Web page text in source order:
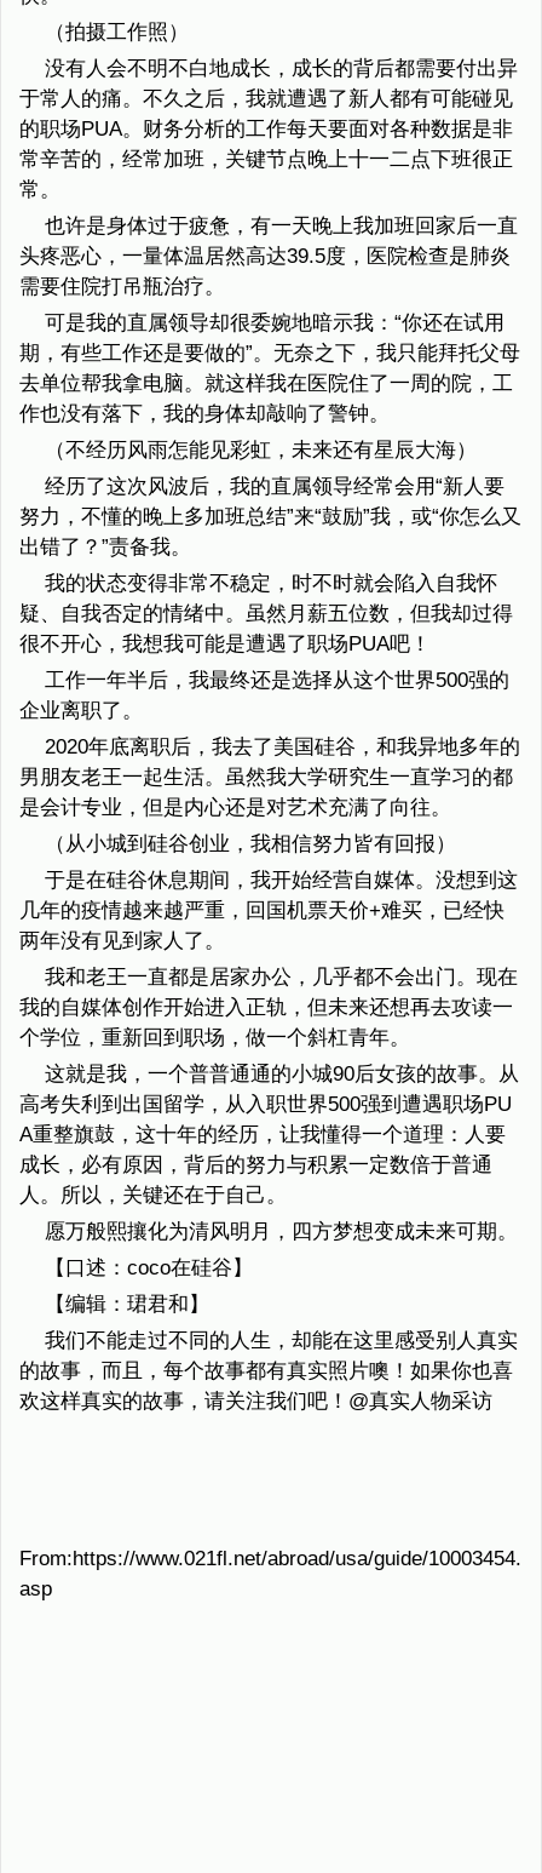
（拍摄工作照）
没有人会不明不白地成长，成长的背后都需要付出异
于常人的痛。不久之后，我就遭遇了新人都有可能碰见
的职场PUA。财务分析的工作每天要面对各种数据是非
常辛苦的，经常加班，关键节点晚上十一二点下班很正
常。
也许是身体过于疲惫，有一天晚上我加班回家后一直
头疼恶心，一量体温居然高达39.5度，医院检查是肺炎
需要住院打吊瓶治疗。
可是我的直属领导却很委婉地暗示我：“你还在试用
期，有些工作还是要做的”。无奈之下，我只能拜托父母
去单位帮我拿电脑。就这样我在医院住了一周的院，工
作也没有落下，我的身体却敲响了警钟。
（不经历风雨怎能见彩虹，未来还有星辰大海）
经历了这次风波后，我的直属领导经常会用“新人要
努力，不懂的晚上多加班总结”来“鼓励”我，或“你怎么又
出错了？”责备我。
我的状态变得非常不稳定，时不时就会陷入自我怀
疑、自我否定的情绪中。虽然月薪五位数，但我却过得
很不开心，我想我可能是遭遇了职场PUA吧！
工作一年半后，我最终还是选择从这个世界500强的
企业离职了。
2020年底离职后，我去了美国硅谷，和我异地多年的
男朋友老王一起生活。虽然我大学研究生一直学习的都
是会计专业，但是内心还是对艺术充满了向往。
（从小城到硅谷创业，我相信努力皆有回报）
于是在硅谷休息期间，我开始经营自媒体。没想到这
几年的疫情越来越严重，回国机票天价+难买，已经快
两年没有见到家人了。
我和老王一直都是居家办公，几乎都不会出门。现在
我的自媒体创作开始进入正轨，但未来还想再去攻读一
个学位，重新回到职场，做一个斜杠青年。
这就是我，一个普普通通的小城90后女孩的故事。从
高考失利到出国留学，从入职世界500强到遭遇职场PU
A重整旗鼓，这十年的经历，让我懂得一个道理：人要
成长，必有原因，背后的努力与积累一定数倍于普通
人。所以，关键还在于自己。
愿万般熙攘化为清风明月，四方梦想变成未来可期。
【口述：coco在硅谷】
【编辑：珺君和】
我们不能走过不同的人生，却能在这里感受别人真实
的故事，而且，每个故事都有真实照片噢！如果你也喜
欢这样真实的故事，请关注我们吧！@真实人物采访
From:https://www.021fl.net/abroad/usa/guide/10003454.
asp